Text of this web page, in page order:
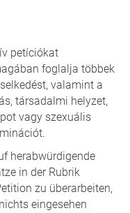
petíciókat
foglalja többek
valamint a
társadalmi helyzet,
vagy szexuális
herabwürdigende
in der Rubrik
zu überarbeiten,
eingesehen